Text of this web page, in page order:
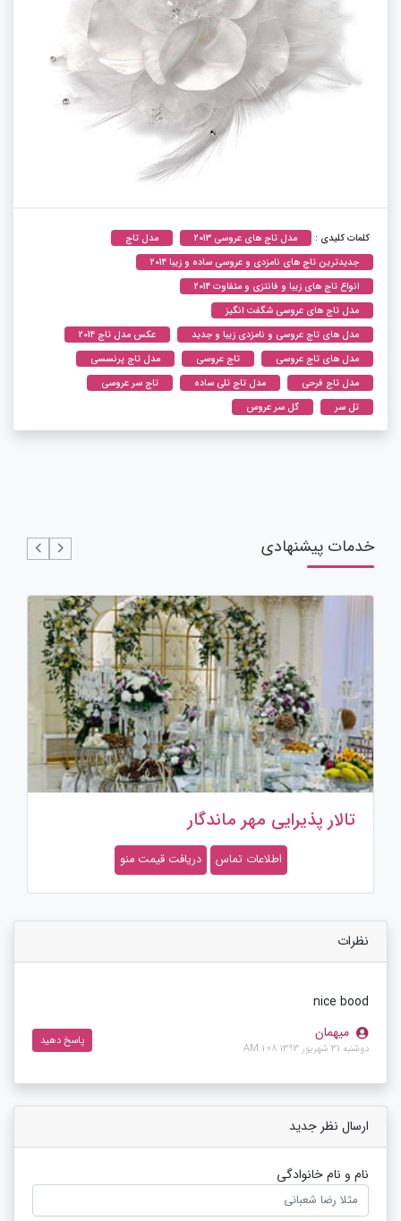
کلمات کلیدی : مدل تاج های عروسی 2013
مدل تاج
جدیدترین تاج های نامزدی و عروسی ساده و زیبا 2014
انواع تاج های زیبا و فانتزی و متفاوت 2014
مدل تاج های عروسی شگفت انگیز
مدل های تاج عروسی و نامزدی زیبا و جدید
عکس مدل تاج 2014
مدل های تاج عروسی
تاج عروسی
مدل تاج پرنسسی
مدل تاج فرحی
مدل تاج تلی ساده
تاج سر عروسی
تل سر
گل سر عروس
خدمات پیشنهادی
تالار پذیرایی مهر ماندگار
اطلاعات تماس دریافت قیمت منو
نظرات
nice bood
میهمان
دوشنبه 31 شهریور 1393 1:08 AM
پاسخ دهید
ارسال نظر جدید
نام و نام خانوادگی